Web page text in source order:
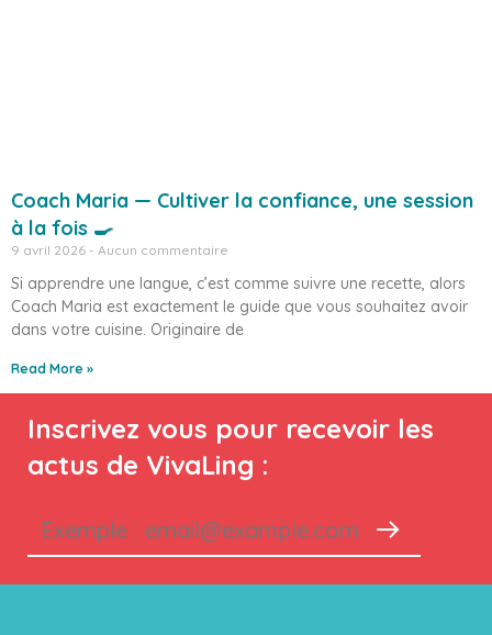
Coach Maria — Cultiver la confiance, une session
à la fois 🍳
9 avril 2026 Aucun commentaire
Si apprendre une langue, c’est comme suivre une recette, alors
Coach Maria est exactement le guide que vous souhaitez avoir
dans votre cuisine. Originaire de
Read More »
Inscrivez vous pour recevoir les
actus de VivaLing :